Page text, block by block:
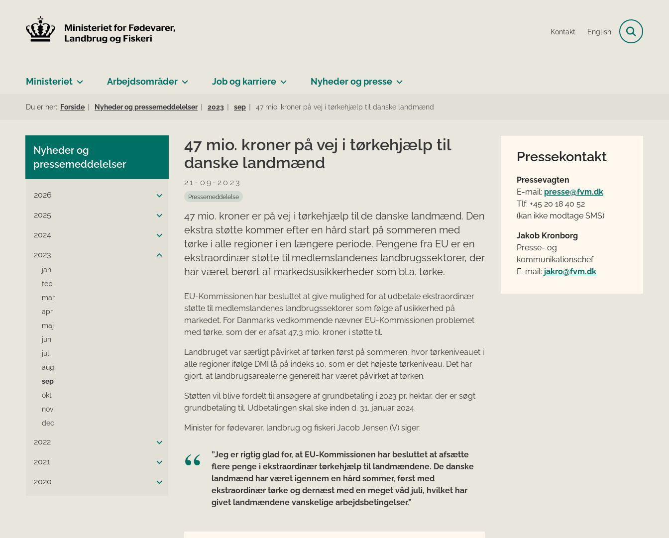
Kontakt English
Ministeriet Arbejdsområder Job og karriere Nyheder og presse
Du er her: Forside Nyheder og pressemeddelelser 2023 sep 47 mio. kroner på vej i tørkehjælp til danske landmænd
Nyheder og
pressemeddelelser
2026
2025
2024
2023
jan
feb
mar
apr
maj
jun
jul
aug
sep
okt
nov
dec
2022
2021
2020
47 mio. kroner på vej i tørkehjælp til
danske landmænd
21-09-2023
Pressemeddelelse
47 mio. kroner er på vej i tørkehjælp til de danske landmænd. Den
ekstra støtte kommer efter en hård start på sommeren med
tørke i alle regioner i en længere periode. Pengene fra EU er en
ekstraordinær støtte til medlemslandenes landbrugssektorer, der
har været berørt af markedsusikkerheder som bl.a. tørke.
EU-Kommissionen har besluttet at give mulighed for at udbetale ekstraordinær
støtte til medlemslandenes landbrugssektorer som følge af usikkerhed på
markedet. For Danmarks vedkommende nævner EU-Kommissionen problemet
med tørke, som der er afsat 47,3 mio. kroner i støtte til.
Landbruget var særligt påvirket af tørken først på sommeren, hvor tørkeniveauet i
alle regioner ifølge DMI lå på indeks 10, som er det højeste tørkeniveau. Det har
gjort, at landbrugsarealerne generelt har været påvirket af tørken.
Støtten vil blive fordelt til ansøgere af grundbetaling i 2023 pr. hektar, der er søgt
grundbetaling til. Udbetalingen skal ske inden d. 31. januar 2024.
Minister for fødevarer, landbrug og fiskeri Jacob Jensen (V) siger:
”Jeg er rigtig glad for, at EU-Kommissionen har besluttet at afsætte
flere penge i ekstraordinær tørkehjælp til landmændene. De danske
landmænd har været igennem en hård sommer, først med
ekstraordinær tørke og dernæst med en meget våd juli, hvilket har
givet landmændene vanskelige arbejdsbetingelser.”
Pressekontakt
Pressevagten
E-mail: presse@fvm.dk
Tlf: +45 20 18 40 52
(kan ikke modtage SMS)
Jakob Kronborg
Presse- og
kommunikationschef
E-mail: jakro@fvm.dk